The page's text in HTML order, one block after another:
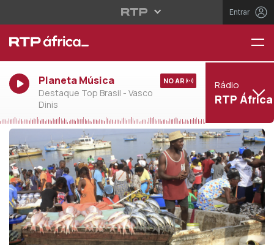
Entrar
Planeta Música
Destaque Top Brasil - Vasco
Dinis
NO AR Rádio
RTP África